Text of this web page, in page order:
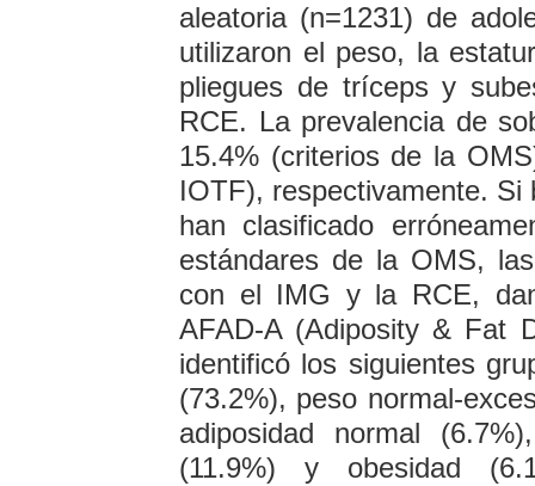
aleatoria (n=1231) de
utilizaron el peso, la
pliegues de tríceps y
RCE. La prevalencia de
15.4% (criterios de la
IOTF), respectivamente.
han clasificado
estándares de la OMS,
con el IMG y la RCE,
AFAD-A (Adiposity & Fat
identificó los siguientes
(73.2%), peso normal-
adiposidad normal
(11.9%) y obesidad